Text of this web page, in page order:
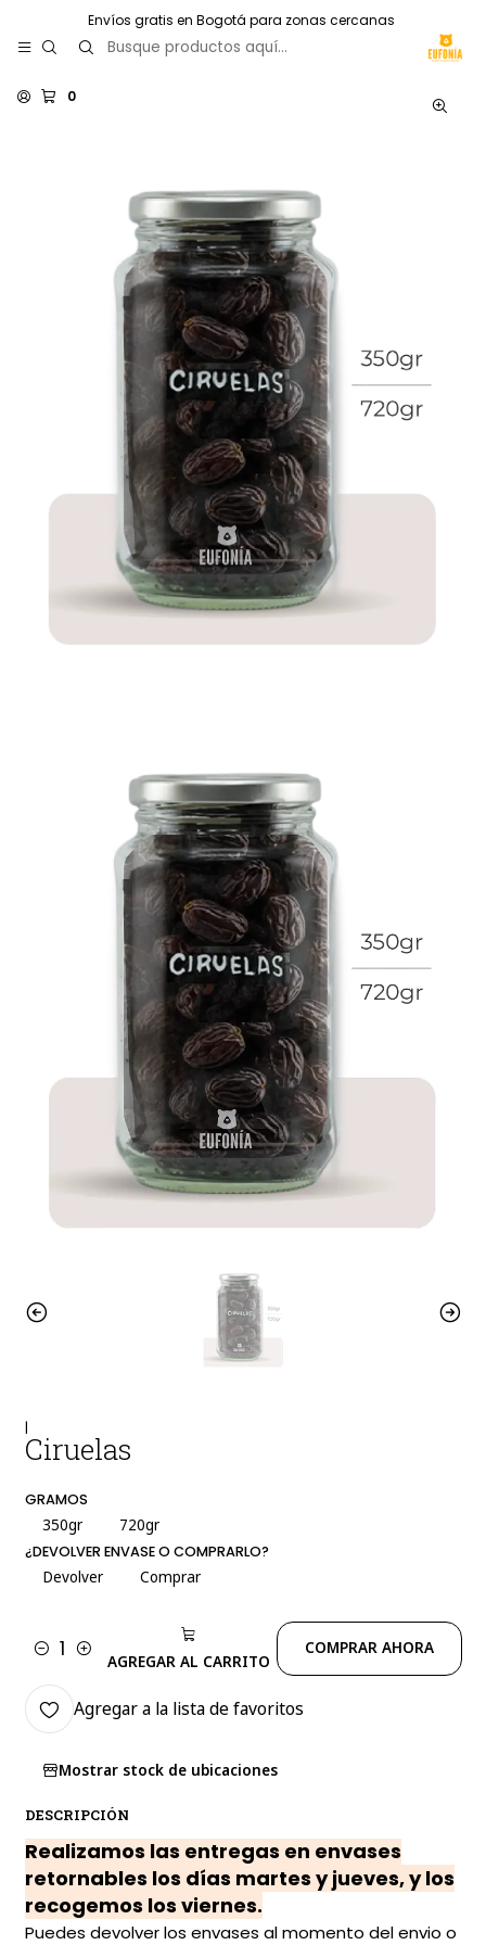
0
Envíos gratis en Bogotá para zonas cercanas
|
Ciruelas
GRAMOS
350gr 720gr
¿DEVOLVER ENVASE O COMPRARLO?
Devolver Comprar
Cantidad AGREGAR AL CARRITO
COMPRAR AHORA
Agregar a la lista de favoritos
Mostrar stock de ubicaciones
DESCRIPCIÓN
Realizamos las entregas en envases
retornables los días martes y jueves, y los
recogemos los viernes.
Puedes devolver los envases al momento del envio o